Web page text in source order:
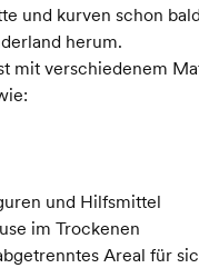
und kurven schon
herum.
mit verschiedenem
und Hilfsmittel
im Trockenen
Areal für